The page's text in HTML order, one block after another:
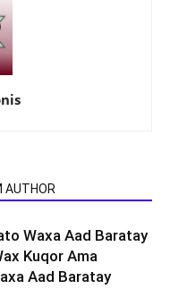
AUTHOR
Waxa Aad Baratay
Kuqor Ama
Aad Baratay